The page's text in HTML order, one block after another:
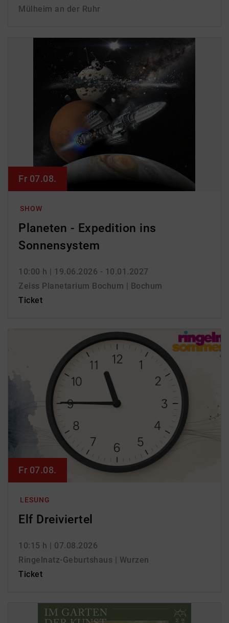
Mülheim an der Ruhr
SHOW
Planeten - Expedition ins
Sonnensystem
10:00 h | 19.06.2026 - 10.01.2027
Zeiss Planetarium Bochum | Bochum
Ticket
Fr 07.08.
LESUNG
Elf Dreiviertel
10:15 h | 07.08.2026
Ringelnatz-Geburtshaus | Wurzen
Ticket
Fr 07.08.